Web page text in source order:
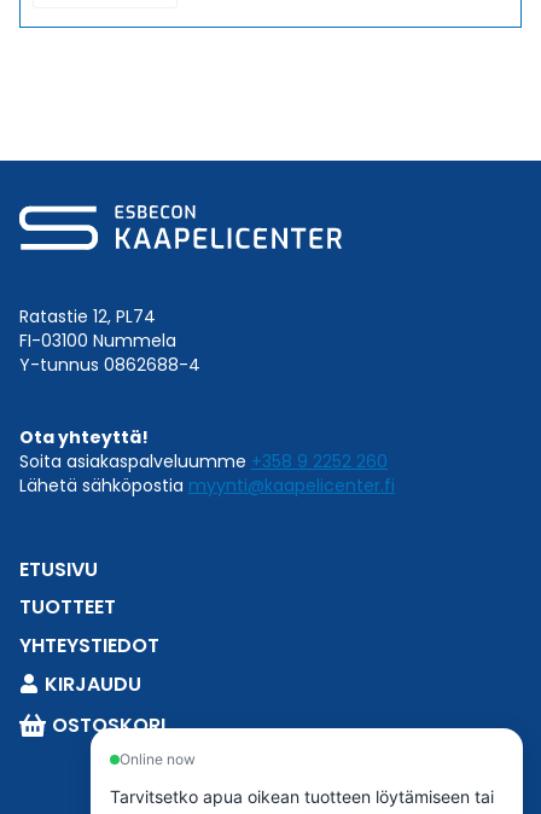
Ratastie 12, PL74
FI-03100 Nummela
Y-tunnus 0862688-4
Ota yhteyttä!
Soita asiakaspalveluumme +358 9 2252 260
Lähetä sähköpostia myynti@kaapelicenter.fi
ETUSIVU
TUOTTEET
YHTEYSTIEDOT
KIRJAUDU
OSTOSKORI
Online now
Tarvitsetko apua oikean tuotteen löytämiseen tai